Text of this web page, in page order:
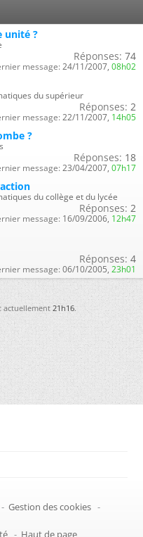
unité ?
Réponses: 74
message: 24/11/2007, 08h02
du supérieur
Réponses: 2
message: 22/11/2007, 14h05
?
Réponses: 18
message: 23/04/2007, 07h17
du collège et du lycée
Réponses: 2
message: 16/09/2006, 12h47
Réponses: 4
message: 06/10/2005, 23h01
actuellement21h16.
- Gestion des cookies -
- Haut de page